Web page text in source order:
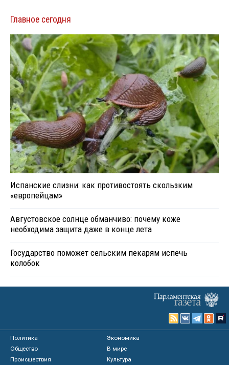
Главное сегодня
Испанские слизни: как противостоять скользким
«европейцам»
Августовское солнце обманчиво: почему коже
необходима защита даже в конце лета
Государство поможет сельским пекарям испечь
колобок
Политика
Экономика
Общество
В мире
Происшествия
Культура